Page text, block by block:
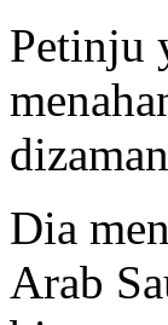
Petinju
Dia
Arab